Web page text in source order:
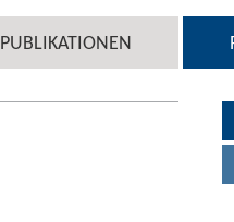
PUBLIKATIONEN